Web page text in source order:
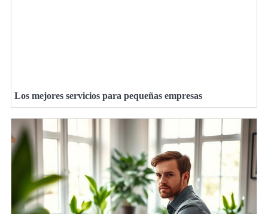
Los mejores servicios para pequeñas empresas